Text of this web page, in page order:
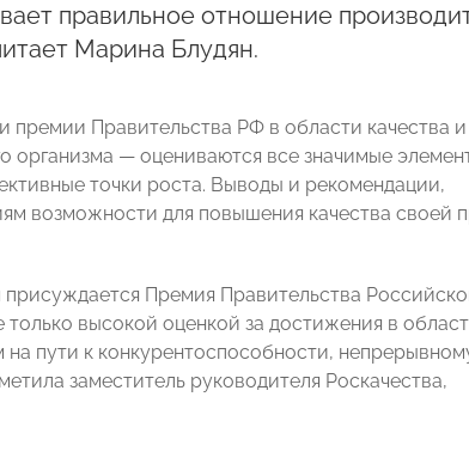
правильное отношение
Марина Блудян.
премии Правительства РФ в области качества и
организма — оцениваются все значимые
точки роста. Выводы и рекомендации,
возможности для повышения качества своей
Премия Правительства
только высокой оценкой за достижения в
пути к конкурентоспособности,
заместитель руководителя Роскачества,